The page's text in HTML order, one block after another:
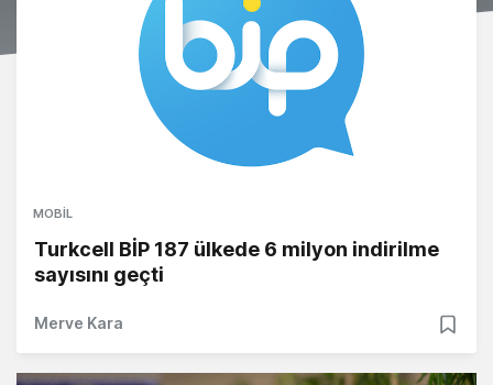
MOBIL
Turkcell BİP 187 ülkede 6 milyon indirilme
sayısını geçti
Merve Kara